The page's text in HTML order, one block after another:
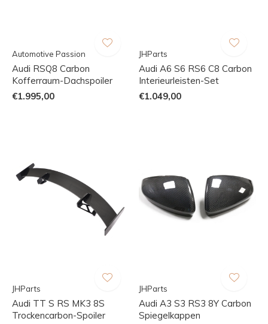
Automotive Passion
Audi RSQ8 Carbon
Kofferraum-Dachspoiler
€1.995,00
JHParts
Audi A6 S6 RS6 C8 Carbon
Interieurleisten-Set
€1.049,00
JHParts
Audi TT S RS MK3 8S
Trockencarbon-Spoiler
JHParts
Audi A3 S3 RS3 8Y Carbon
Spiegelkappen